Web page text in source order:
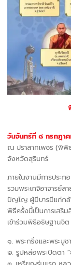
วันจันทร์ที่ ๘ กรกฎา
ณ ปราสาทเพชร (พิ
จังหวัดสุรินทร์
ภายในงานมีการประ
รวมพระเกจิอาจารย์
ปัญโญ ผู้มีบารมีแก่กล้
พิธีครั้งนี้เป็นการเสริ
เข้าร่วมพิธีอธิษฐานจิ
๑. พระกริ่งและพระบู
๒. รูปหล่อพระปิดตา